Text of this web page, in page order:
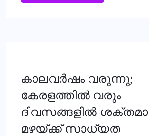
കാലവര്‍ഷം വരുന്നു;
കേരളത്തില്‍ വരും
ദിവസങ്ങളില്‍
മഴയ്ക്ക് സാധ്യത